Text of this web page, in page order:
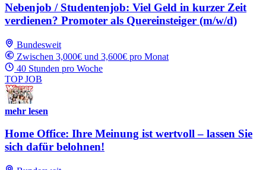
Nebenjob / Studentenjob: Viel Geld in kurzer Zeit
verdienen? Promoter als Quereinsteiger (m/w/d)
Bundesweit
Zwischen 3,000€ und 3,600€ pro Monat
40 Stunden pro Woche
TOP JOB
mehr lesen
Home Office: Ihre Meinung ist wertvoll – lassen Sie
sich dafür belohnen!